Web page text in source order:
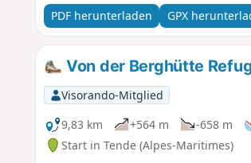
PDF herunterladen
GPX
Von der Berghütte
Visorando-Mitglied
9,83 km
+564 m -658 m
Start in Tende (Alpes-Maritimes)